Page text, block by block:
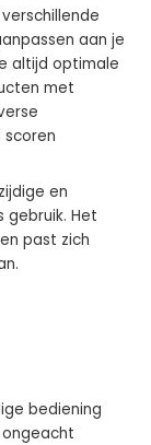
aan je
altijd optimale
met
en
gebruik. Het
past zich
bediening